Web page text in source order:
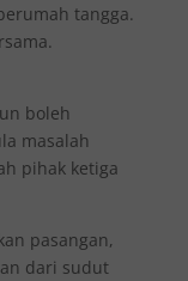
tangga.
boleh
masalah
pihak ketiga
pasangan,
dari sudut